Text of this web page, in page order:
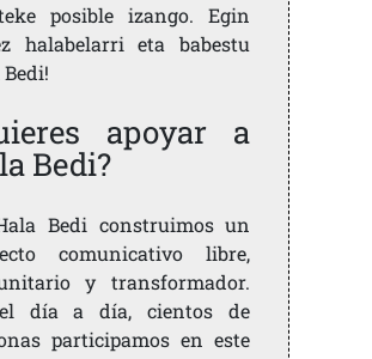
posible izango. Egin
halabelarri eta babestu
apoyar a
Bedi?
Bedi construimos un
comunicativo libre,
y transformador.
día a día, cientos de
participamos en este